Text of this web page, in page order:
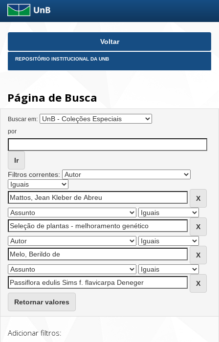
Skip
Voltar
REPOSITÓRIO INSTITUCIONAL DA UNB
Página de Busca
Buscar em:
por
Filtros correntes:
Retornar valores
Adicionar filtros: